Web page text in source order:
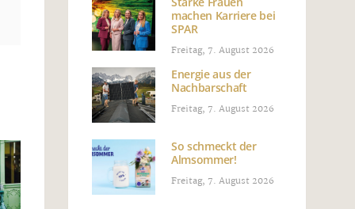
machen Karriere bei
SPAR
Freitag, 7. August 2026
Energie aus der
Nachbarschaft
Freitag, 7. August 2026
So schmeckt der
Almsommer!
Freitag, 7. August 2026